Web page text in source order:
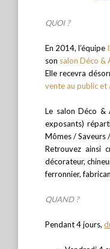
QUOI ?
En 2014, l’équipe
son salon Déco &
Elle recevra
vente au public et
Le salon Déco &
exposants)
Mômes / Saveurs
Retrouvez ainsi
décorateur,
ferronnier,
QUAND ?
Pendant 4 jours,